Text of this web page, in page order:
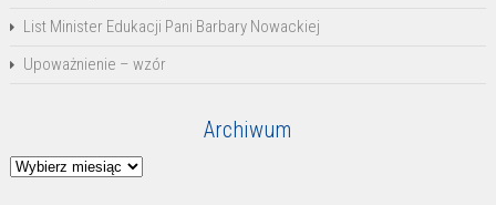
List Minister Edukacji Pani Barbary Nowackiej
Upoważnienie – wzór
Archiwum
Archiwum